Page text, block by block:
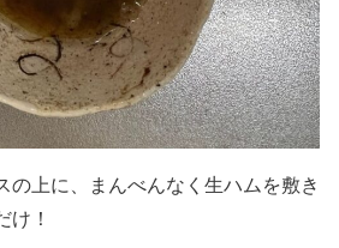
の上に、まんべんなく生ハムを敷き
け！